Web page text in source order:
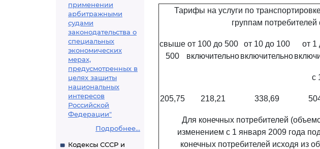
применении
арбитражными
судами
законодательства о
специальных
экономических
мерах,
предусмотренных в
целях защиты
национальных
интересов
Российской
Федерации"
Подробнее...
Кодексы СССР и
Тарифы на услуги по
группам
свыше
500
от 100 до 500
включительно
от 10 до 100
включительно
от 1
с
205,75 218,21 338,69
Для конечных потребителей
изменением с 1 января 2009 года
конечных потребителей исходя из